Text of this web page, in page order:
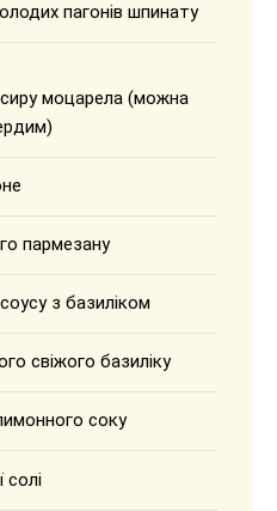
пагонів шпинату
моцарела (можна
пармезану
з базиліком
свіжого базиліку
соку
солі